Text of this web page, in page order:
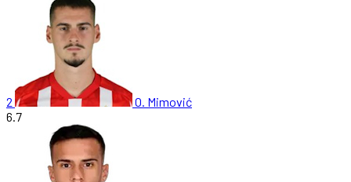
2
O. Mimović
6.7